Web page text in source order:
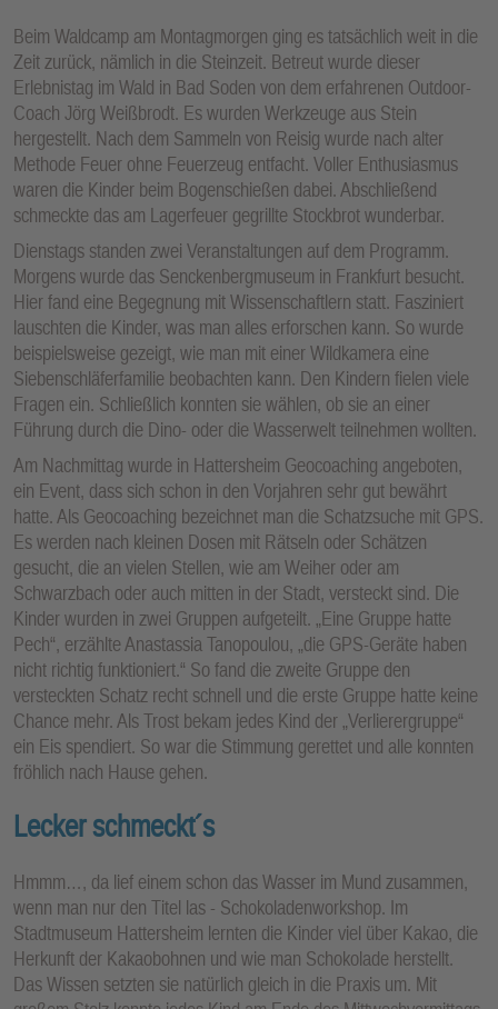
Beim Waldcamp am Montagmorgen ging es tatsächlich weit in die
Zeit zurück, nämlich in die Steinzeit. Betreut wurde dieser
Erlebnistag im Wald in Bad Soden von dem erfahrenen Outdoor-
Coach Jörg Weißbrodt. Es wurden Werkzeuge aus Stein
hergestellt. Nach dem Sammeln von Reisig wurde nach alter
Methode Feuer ohne Feuerzeug entfacht. Voller Enthusiasmus
waren die Kinder beim Bogenschießen dabei. Abschließend
schmeckte das am Lagerfeuer gegrillte Stockbrot wunderbar.
Dienstags standen zwei Veranstaltungen auf dem Programm.
Morgens wurde das Senckenbergmuseum in Frankfurt besucht.
Hier fand eine Begegnung mit Wissenschaftlern statt. Fasziniert
lauschten die Kinder, was man alles erforschen kann. So wurde
beispielsweise gezeigt, wie man mit einer Wildkamera eine
Siebenschläferfamilie beobachten kann. Den Kindern fielen viele
Fragen ein. Schließlich konnten sie wählen, ob sie an einer
Führung durch die Dino- oder die Wasserwelt teilnehmen wollten.
Am Nachmittag wurde in Hattersheim Geocoaching angeboten,
ein Event, dass sich schon in den Vorjahren sehr gut bewährt
hatte. Als Geocoaching bezeichnet man die Schatzsuche mit GPS.
Es werden nach kleinen Dosen mit Rätseln oder Schätzen
gesucht, die an vielen Stellen, wie am Weiher oder am
Schwarzbach oder auch mitten in der Stadt, versteckt sind. Die
Kinder wurden in zwei Gruppen aufgeteilt. „Eine Gruppe hatte
Pech“, erzählte Anastassia Tanopoulou, „die GPS-Geräte haben
nicht richtig funktioniert.“ So fand die zweite Gruppe den
versteckten Schatz recht schnell und die erste Gruppe hatte keine
Chance mehr. Als Trost bekam jedes Kind der „Verlierergruppe“
ein Eis spendiert. So war die Stimmung gerettet und alle konnten
fröhlich nach Hause gehen.
Lecker schmeckt´s
Hmmm…, da lief einem schon das Wasser im Mund zusammen,
wenn man nur den Titel las - Schokoladenworkshop. Im
Stadtmuseum Hattersheim lernten die Kinder viel über Kakao, die
Herkunft der Kakaobohnen und wie man Schokolade herstellt.
Das Wissen setzten sie natürlich gleich in die Praxis um. Mit